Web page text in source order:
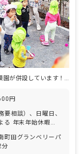
駅チカ・定員19名の2つの小規模園が併設しています！週3日～OK
円
要相談）、日曜日、
る 年末年始休暇
たせており、お休み
由に取れることで職
町田グランベリーパ
分